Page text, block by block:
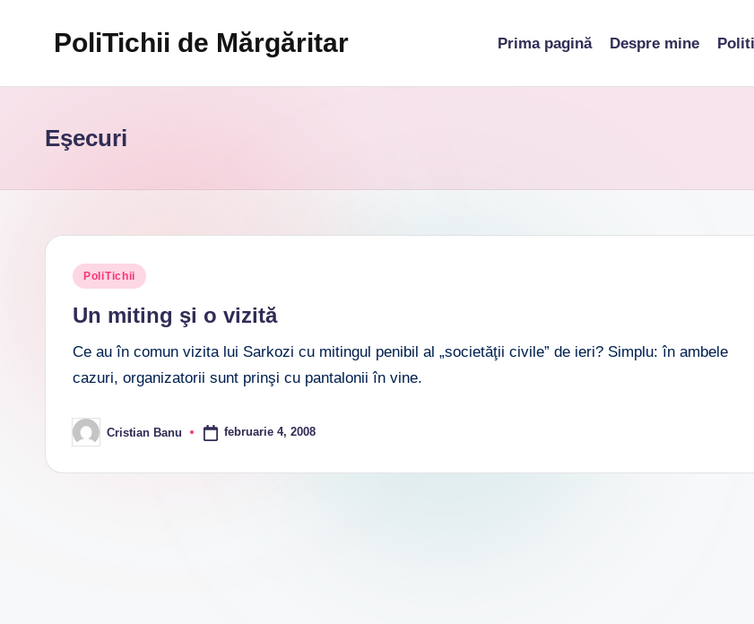
PoliTichii de Mărgăritar
2005
Prima pagină Despre mine
Eşecuri
Posted
PoliTichii
Un miting şi o vizită
Ce au în comun vizita lui Sarkozi cu mitingul penibil al „societăţii civile” de ieri? Simplu: în ambele
cazuri, organizatorii sunt prinşi cu pantalonii în vine.
Posted
by
Cristian Banu februarie 4, 2008